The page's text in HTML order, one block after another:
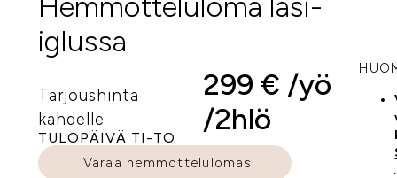
iglussa
Tarjoushinta
kahdelle
TULOPÄIVÄ TI-TO
299 € /yö
/2hlö
Varaa hemmottelulomasi